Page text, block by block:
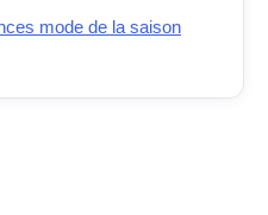
mode de la saison